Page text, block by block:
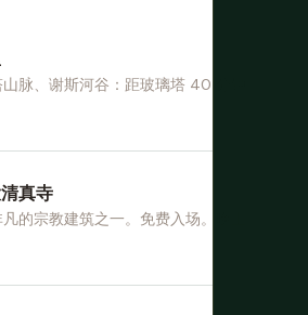
脉、谢斯河谷：距玻璃塔 40 分钟
真寺
的宗教建筑之一。免费入场。晚上